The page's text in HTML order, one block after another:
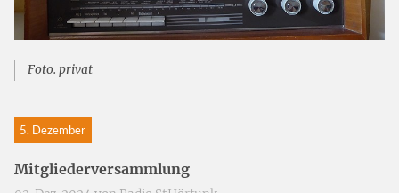
Foto. privat
5. Dezember
Mitgliederversammlung